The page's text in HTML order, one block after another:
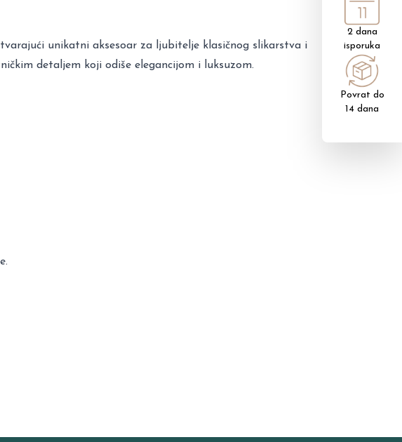
unikatni aksesoar za ljubitelje klasičnog slikarstva i
detaljem koji odiše elegancijom i luksuzom.
2 dana
isporuka
Povrat do
14 dana